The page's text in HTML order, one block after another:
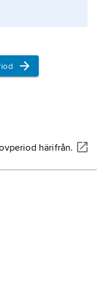
härifrån.